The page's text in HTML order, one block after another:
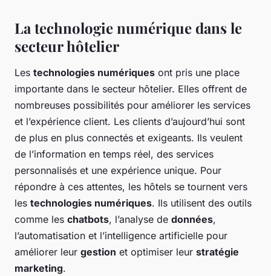
La technologie numérique dans le
secteur hôtelier
Les technologies numériques ont pris une place
importante dans le secteur hôtelier. Elles offrent de
nombreuses possibilités pour améliorer les services
et l’expérience client. Les clients d’aujourd’hui sont
de plus en plus connectés et exigeants. Ils veulent
de l’information en temps réel, des services
personnalisés et une expérience unique. Pour
répondre à ces attentes, les hôtels se tournent vers
les technologies numériques. Ils utilisent des outils
comme les chatbots, l’analyse de données,
l’automatisation et l’intelligence artificielle pour
améliorer leur gestion et optimiser leur stratégie
marketing.